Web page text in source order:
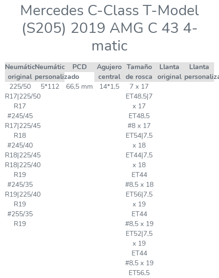
Mercedes C-Class T-Model
(S205) 2019 AMG C 43 4-
matic
Neumático
original
Neumático
personalizado
PCD
Agujero
central
Tamaño
de rosca
Llanta
original
Llanta
225/50
R17|225/50
R17
#245/45
R17|225/45
R18
#245/40
R18|225/45
R18|225/40
R19
#245/35
R19|225/40
R19
#255/35
R19
5*112 66,5 mm 14*1,5
7 x 17
ET48,5|7
x 17
ET48,5
#8 x 17
ET54|7,5
x 18
ET44|7,5
x 18
ET44
#8,5 x 18
ET56|7,5
x 19
ET44
#8,5 x 19
ET52|7,5
x 19
ET44
#8,5 x 19
ET56,5